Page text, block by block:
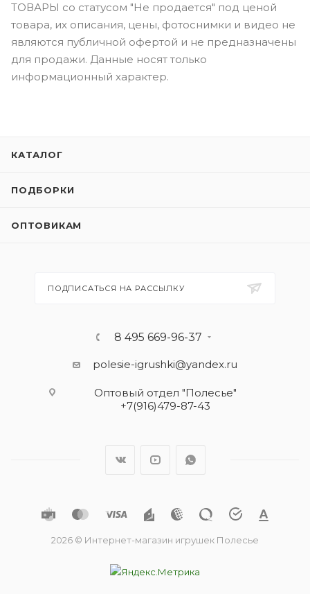
ТОВАРЫ со статусом "Не продается" под ценой
товара, их описания, цены, фотоснимки и видео не
являются публичной офертой и не предназначены
для продажи. Данные носят только
информационный характер.
КАТАЛОГ
ПОДБОРКИ
ОПТОВИКАМ
ПОДПИСАТЬСЯ НА РАССЫЛКУ
8 495 669-96-37
polesie-igrushki@yandex.ru
Оптовый отдел "Полесье"
+7(916)479-87-43
2026 © Интернет-магазин игрушек Полесье